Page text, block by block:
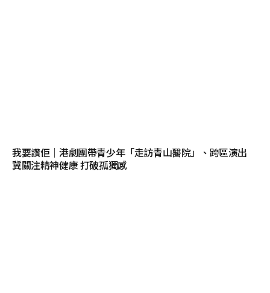
我要讚佢｜港劇團帶青少年「走訪青山醫院」、跨區演出
冀關注精神健康 打破孤獨感